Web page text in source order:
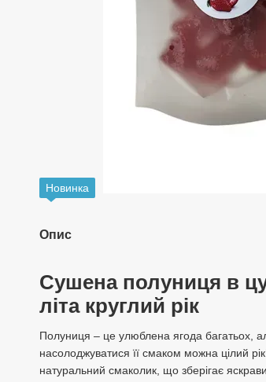
Новинка
Опис
Сушена полуниця в
літа круглий рік
Полуниця – це улюблена ягода багатьох,
насолоджуватися її смаком можна цілий
натуральний смаколик, що зберігає